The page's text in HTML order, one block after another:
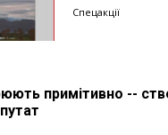
Спецакції
примітивно --